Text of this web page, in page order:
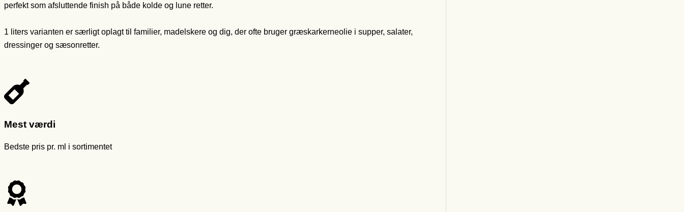
perfekt som afsluttende finish på både kolde og lune retter.
1 liters varianten er særligt oplagt til familier, madelskere og dig, der ofte bruger græskarkerneolie i supper, salater,
dressinger og sæsonretter.
Mest værdi
Bedste pris pr. ml i sortimentet